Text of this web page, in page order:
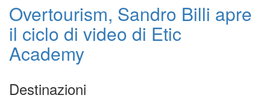
Overtourism, Sandro Billi apre
il ciclo di video di Etic
Academy
Destinazioni